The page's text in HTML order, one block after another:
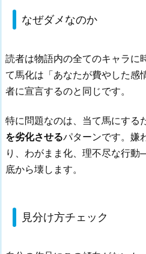
なぜダメなのか
読者は物語内の全てのキャラに
て馬化は「あなたが費やした感
者に宣言するのと同じです。
特に問題なのは、当て馬にする
を劣化させるパターンです。嫌
り、わがまま化、理不尽な行
底から壊します。
見分け方チェック